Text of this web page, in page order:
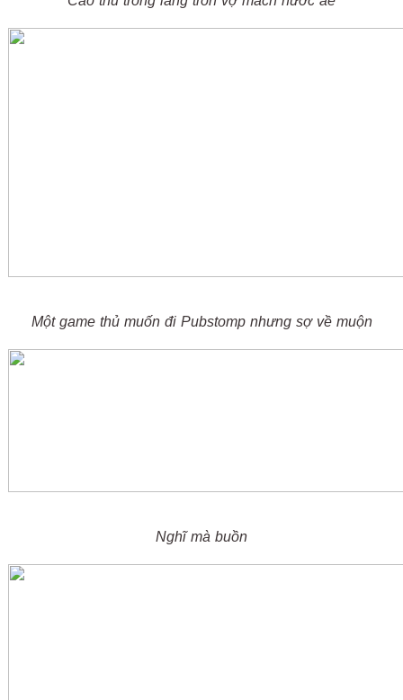
Một game thủ muốn đi Pubstomp nhưng sợ về muộn
Nghĩ mà buồn